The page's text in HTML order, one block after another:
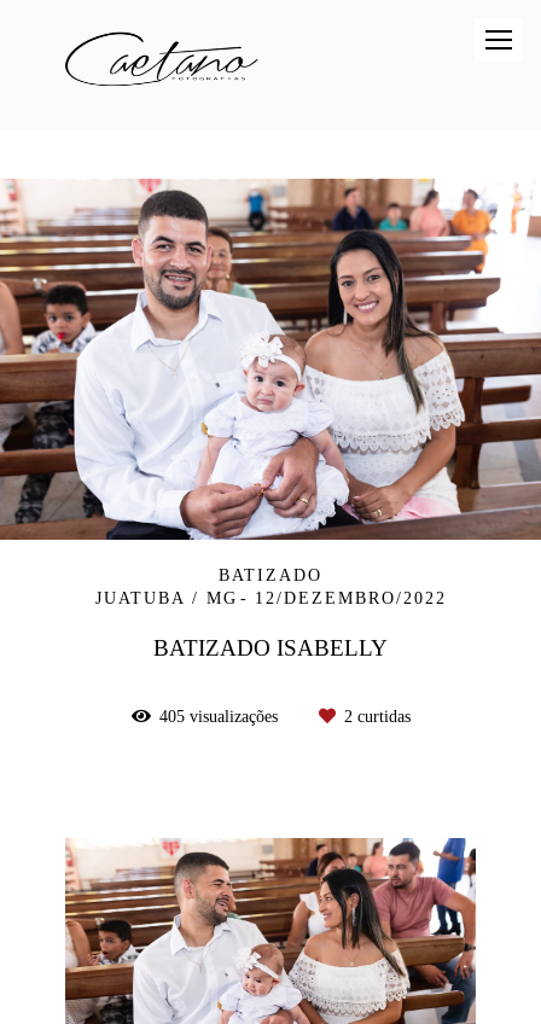
BATIZADO
JUATUBA / MG
12/DEZEMBRO/2022
BATIZADO ISABELLY
405visualizações 2 curtidas